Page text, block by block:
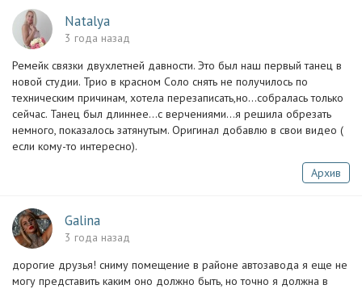
Natalya
3 года назад
Ремейк связки двухлетней давности. Это был наш первый танец в
новой студии. Трио в красном ️Соло снять не получилось по
техническим причинам, хотела перезаписать,но...собралась только
сейчас. Танец был длиннее...с верчениями...я решила обрезать
немного, показалось затянутым. Оригинал добавлю в свои видео (
если кому-то интересно).
Архив
Galina
3 года назад
дорогие друзья! сниму помещение в районе автозавода я еще не
могу представить каким оно должно быть, но точно я должна в